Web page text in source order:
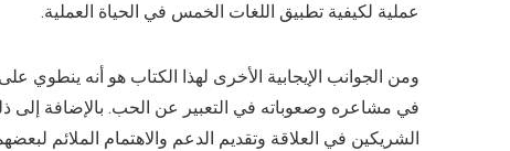
عملية لكيفية تطبيق اللغات الخمس في الحياة العملية.
ومن الجوانب الإيجابية الأخرى لهذا الكتاب هو أنه ينطوي
في مشاعره وصعوباته في التعبير عن الحب. بالإضافة إلى
الشريكين في العلاقة وتقديم الدعم والاهتمام الملائم